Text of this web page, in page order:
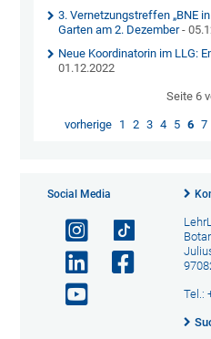
3. Vernetzungstreffen „BNE
Garten am 2. Dezember-
Neue Koordinatorin im LLG:
01.12.2022
Seite 6
vorherige 1 2 3 4 5 6 7
Social Media
Tel.: